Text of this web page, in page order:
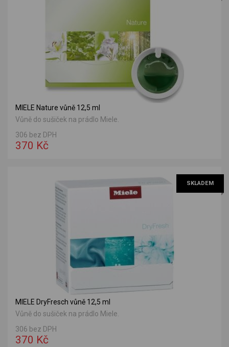
MIELE Nature vůně 12,5 ml
Vůně do sušiček na prádlo Miele.
306 bez DPH
370 Kč
SKLADEM
MIELE DryFresch vůně 12,5 ml
Vůně do sušiček na prádlo Miele.
306 bez DPH
370 Kč